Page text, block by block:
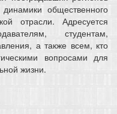
общественного
отрасли. Адресуется
студентам,
а также всем, кто
вопросами для
жизни.